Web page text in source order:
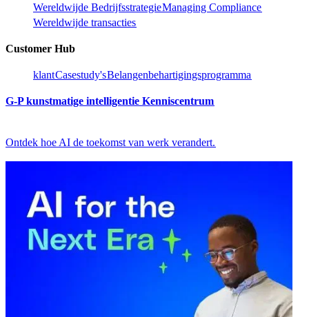
Wereldwijde Bedrijfsstrategie​​Managing Compliance​​
Wereldwijde transacties​​
Customer Hub​​
klant​​Casestudy's​​Belangenbehartigingsprogramma​​
G-P kunstmatige intelligentie Kenniscentrum​​
Ontdek hoe AI de toekomst van werk verandert.​​